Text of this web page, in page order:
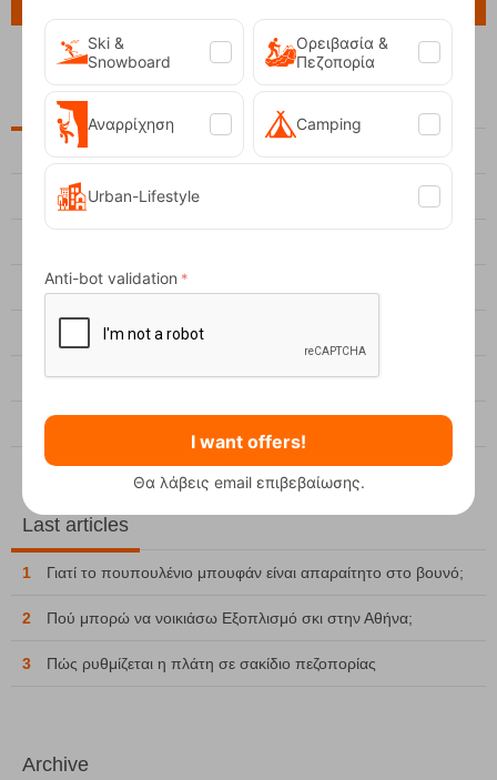
Categories
Ένδυση
Υπόδηση
Αναρρίχηση
Camping
Last articles
1 Γιατί το πουπουλένιο μπουφάν είναι απαραίτητο στο βουνό;
2 Πού μπορώ να νοικιάσω Εξοπλισμό σκι στην Αθήνα;
3 Πώς ρυθμίζεται η πλάτη σε σακίδιο πεζοπορίας
Archive
Ski &
Snowboard
Ορειβασία &
Πεζοπορία
Αναρρίχηση Camping
Urban-Lifestyle
Anti-bot validation
I want offers!
Θα λάβεις email επιβεβαίωσης.